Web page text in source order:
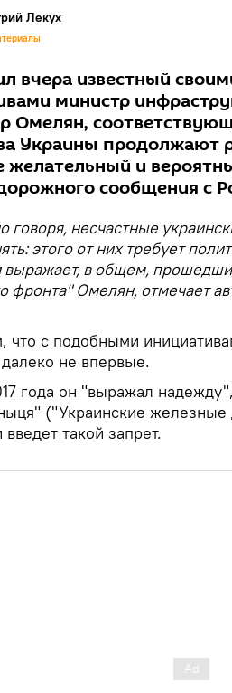
Лекух
вчера известный
министр
Омелян,
Украины продолжают
желательный и
сообщения с
говоря, несчастные
этого от них требует
выражает, в общем,
фронта" Омелян, отмечает
что с подобными
не впервые.
года он "выражал
("Украинские
введет такой запрет.